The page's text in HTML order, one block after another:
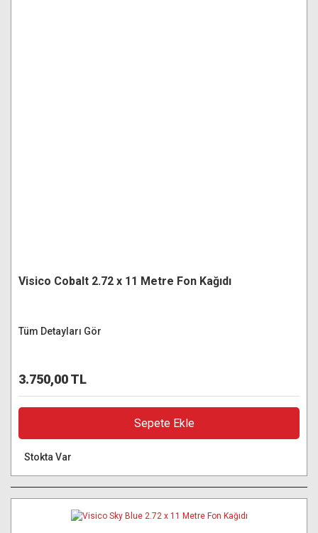
Visico Cobalt 2.72 x 11 Metre Fon Kağıdı
Tüm Detayları Gör
3.750,00 TL
Sepete Ekle
Stokta Var